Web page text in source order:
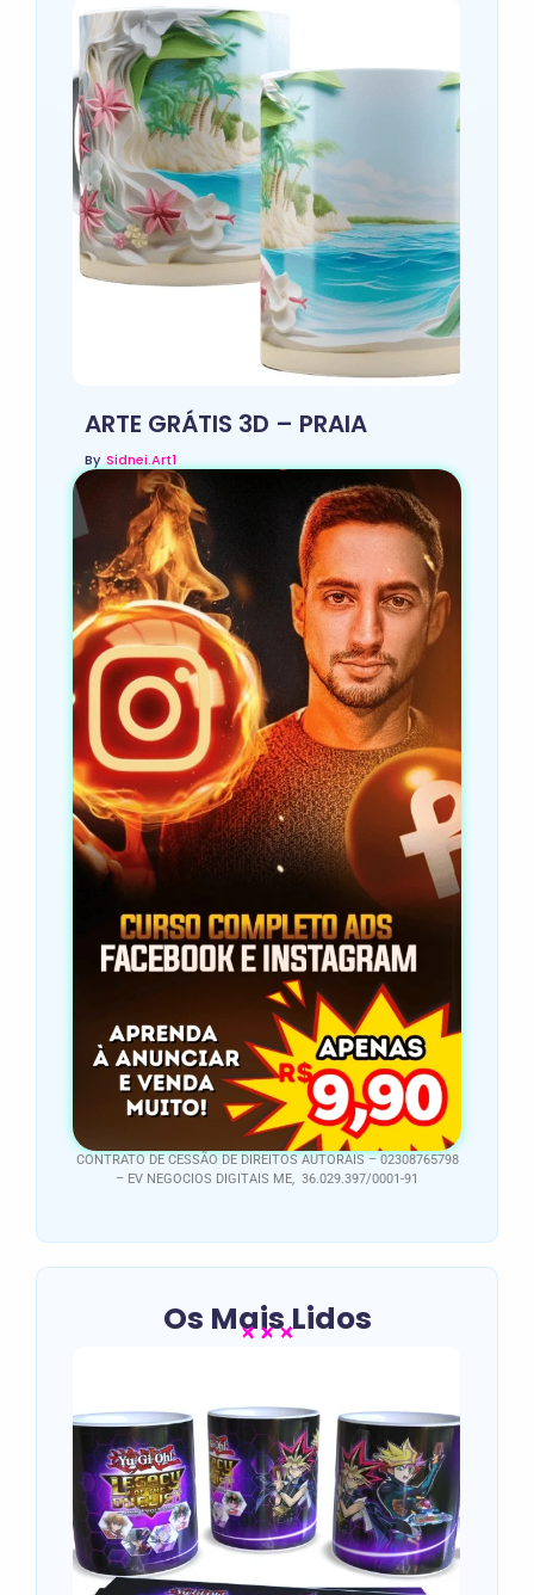
ARTE GRÁTIS 3D – PRAIA
By Sidnei.art1
CONTRATO DE CESSÃO DE DIREITOS AUTORAIS – 02308765798
– EV NEGOCIOS DIGITAIS ME, 36.029.397/0001-91
Os Mais Lidos